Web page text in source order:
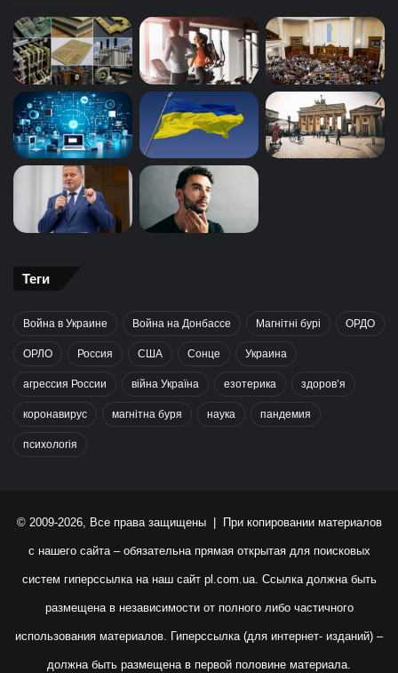
Теги
Война в Украине Война на Донбассе Магнітні бурі ОРДО
ОРЛО Россия США Сонце Украина
агрессия России війна Україна езотерика здоров’я
коронавирус магнітна буря наука пандемия
психологія
© 2009-2026, Все права защищены | При копировании материалов
с нашего сайта – обязательна прямая открытая для поисковых
систем гиперссылка на наш сайт pl.com.ua. Ссылка должна быть
размещена в независимости от полного либо частичного
использования материалов. Гиперссылка (для интернет- изданий) –
должна быть размещена в первой половине материала.